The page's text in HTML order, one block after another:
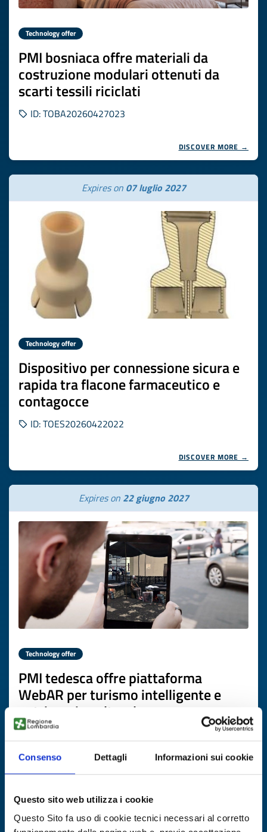
Consenso Dettagli Informazioni sui cookie
Questo sito web utilizza i cookie
Questo Sito fa uso di cookie tecnici necessari al corretto
Technology offer
PMI bosniaca offre materiali da
costruzione modulari ottenuti da
scarti tessili riciclati
ID: TOBA20260427023
DISCOVER MORE →
Expires on 07 luglio 2027
Technology offer
Dispositivo per connessione sicura e
rapida tra flacone farmaceutico e
contagocce
ID: TOES20260422022
DISCOVER MORE →
Expires on 22 giugno 2027
Technology offer
PMI tedesca offre piattaforma
WebAR per turismo intelligente e
patrimonio culturale
ID: TODE20260417001